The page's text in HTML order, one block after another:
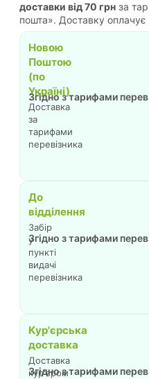
доставки від 70 грн за
пошта». Доставку оплачує
Новою
Поштою
(по
Україні)
Доставка
за
тарифами
перевізника
Згідно з тарифами
До
відділення
Забір
у
пункті
видачі
перевізника
Згідно з тарифами
Кур'єрська
доставка
Доставка
кур'єром
Згідно з тарифами